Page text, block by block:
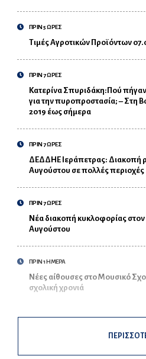
ΠΡΙΝ 5 ΩΡΕΣ
Τιμές Αγροτικών Προϊόντων
ΠΡΙΝ 7 ΩΡΕΣ
Κατερίνα Σπυριδάκη:Πού
για την πυροπροστασία; – Στη
2019 έως σήμερα
ΠΡΙΝ 7 ΩΡΕΣ
ΔΕΔΔΗΕ Ιεράπετρας: Διακοπή
Αυγούστου σε πολλές περιοχές
ΠΡΙΝ 7 ΩΡΕΣ
Νέα διακοπή κυκλοφορίας στον
Αυγούστου
ΠΡΙΝ 1 ΗΜΕΡΑ
Νέες αίθουσες στο Μουσικό
σχολική χρονιά